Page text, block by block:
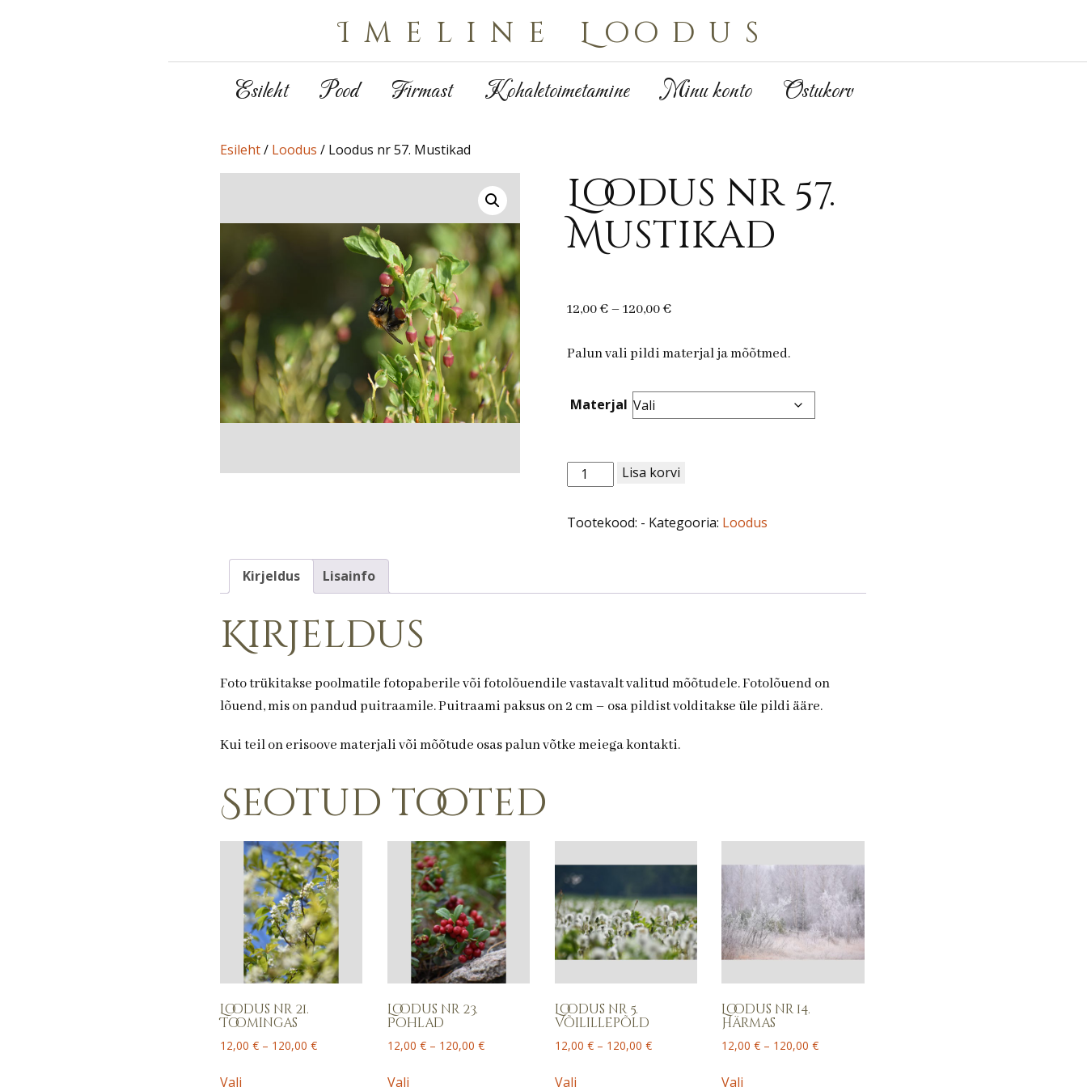
Imeline Loodus
Esileht Pood Firmast Kohaletoimetamine Minu konto Ostukorv
Esileht/ Loodus / Loodus nr 57. Mustikad
Loodus nr 57.
Mustikad
12,00€ –120,00€Price
12,00 €
Palun vali pildi materjal ja mõõtmed.
Materjal
Loodus
nr
Mustikad
Lisa korvi
Tootekood: - Kategooria: Loodus
Kirjeldus Lisainfo
Kirjeldus
Foto trükitakse poolmatile fotopaberile või fotolõuendile vastavalt valitud mõõtudele. Fotolõuend on
lõuend, mis on pandud puitraamile. Puitraami paksus on 2 cm – osa pildist volditakse üle pildi ääre.
Kui teil on erisoove materjali või mõõtude osas palun võtke meiega kontakti.
Seotud tooted
Loodus nr 21.
Toomingas
12,00€ – 120,00€Price
Vali
Loodus nr 23.
Pohlad
12,00 € – 120,00 €Price
Vali
Loodus nr 5.
Võilillepõld
12,00 € – 120,00 €Price
Vali
Loodus nr 14.
Härmas
12,00€ – 120,00€Price
Vali